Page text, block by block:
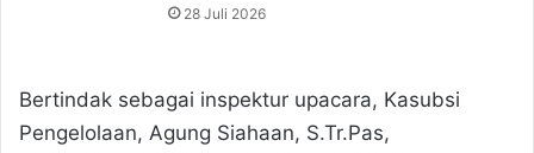
28 Juli 2026
Bertindak sebagai inspektur upacara, Kasubsi
Pengelolaan, Agung Siahaan, S.Tr.Pas,